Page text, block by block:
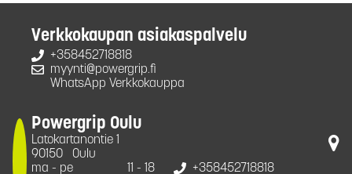
Verkkokaupan asiakaspalvelu
+358452718818
myynti@powergrip.fi
WhatsApp Verkkokauppa
Powergrip Oulu
Latokartanontie 1
90150
Oulu
ma - pe
11 - 18
+358452718818